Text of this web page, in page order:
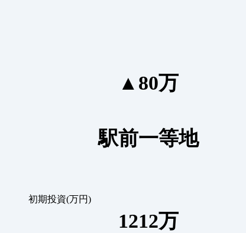
▲80万
駅前一等地
初期投資(万円)
1212万